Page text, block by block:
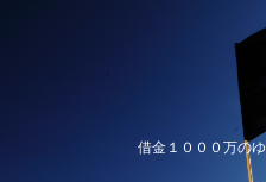
借金１０００万の